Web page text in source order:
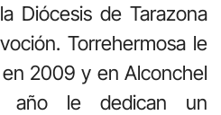
Diócesis de Tarazona
Torrehermosa le
2009 y en Alconchel
año le dedican un